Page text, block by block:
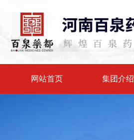
网站首页 集团介绍